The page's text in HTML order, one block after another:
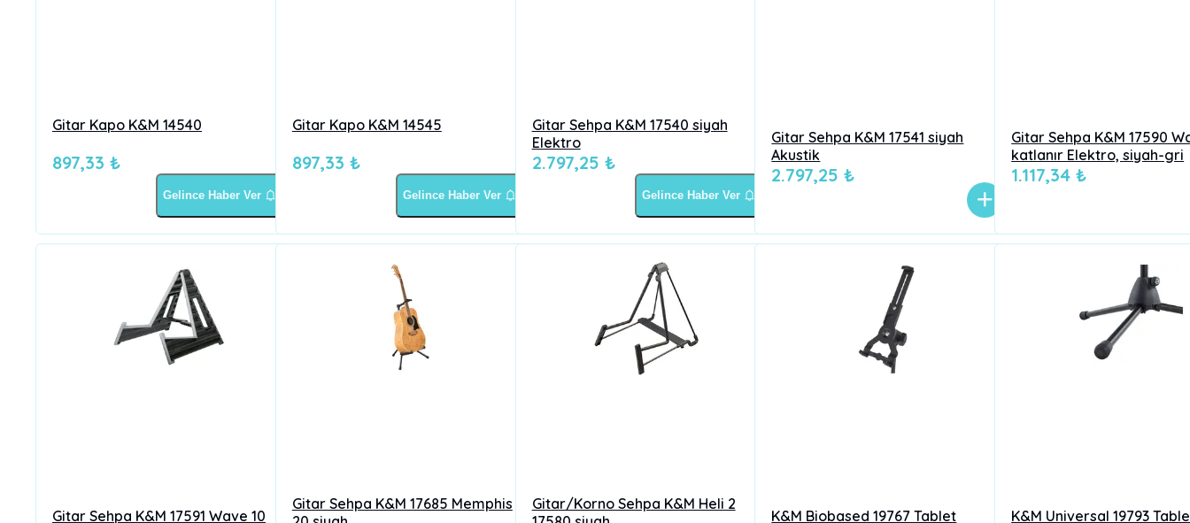
Gitar Kapo K&M 14540
897,33 ₺
Gelince Haber Ver
Gitar Kapo K&M 14545
897,33 ₺
Gelince Haber Ver
Gitar Sehpa K&M 17540 siyah
Elektro
2.797,25 ₺
Gelince Haber Ver
Gitar Sehpa K&M 17541 siyah
Akustik
2.797,25 ₺
Gitar Sehpa K&M 17590
katlanır Elektro, siyah-gri
1.117,34 ₺
Gitar Sehpa K&M 17591 Wave 10
Gitar Sehpa K&M 17685 Memphis
Gitar/Korno Sehpa K&M Heli 2
K&M Biobased 19767 Tablet
K&M Universal 19793